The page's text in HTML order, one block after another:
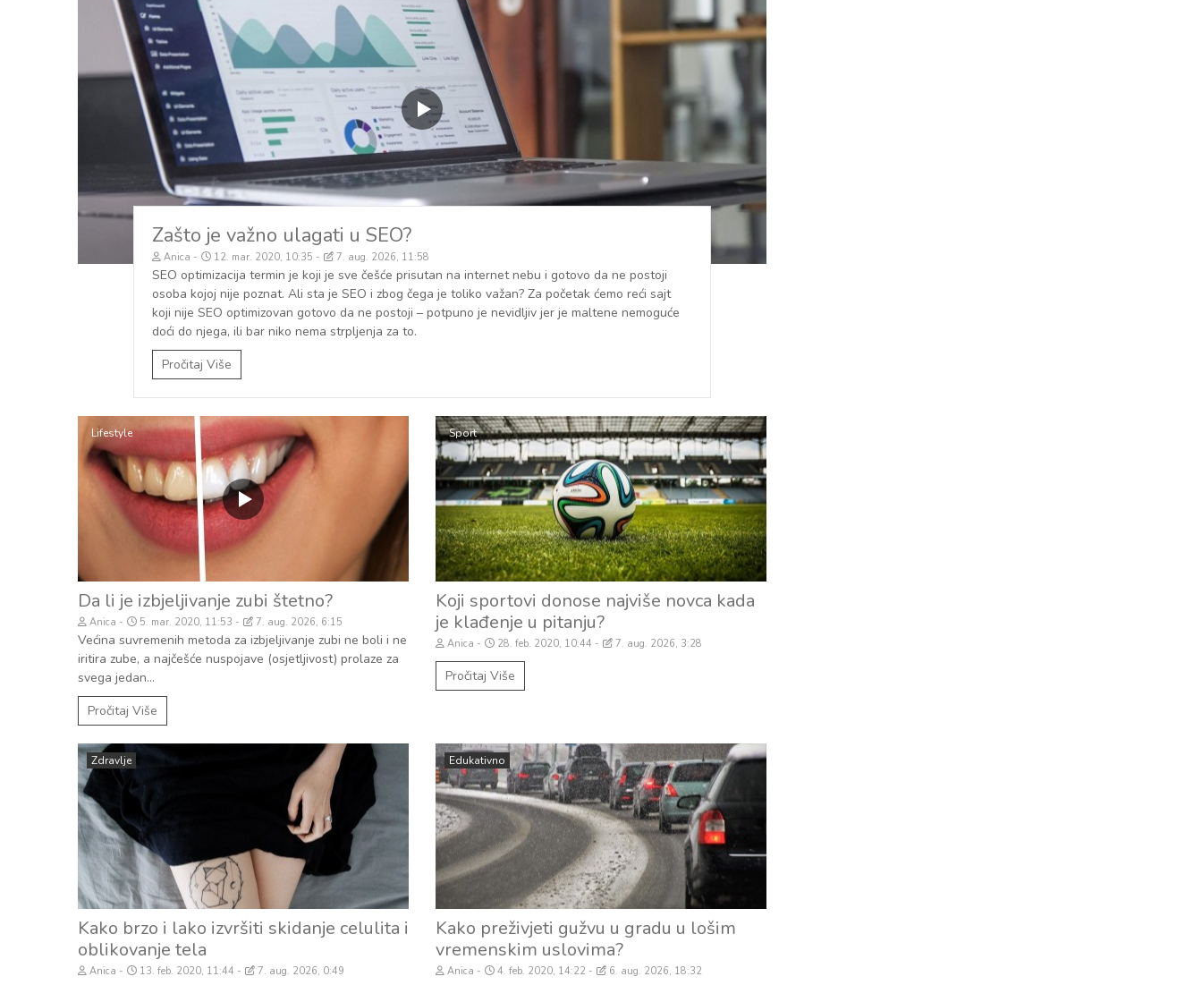
Zašto je važno ulagati u SEO?
Anica 12. mar. 2020, 10:35 7. aug. 2026, 11:58
SEO optimizacija termin je koji je sve češće prisutan na internet nebu i gotovo da ne postoji
osoba kojoj nije poznat. Ali sta je SEO i zbog čega je toliko važan? Za početak ćemo reći sajt
koji nije SEO optimizovan gotovo da ne postoji – potpuno je nevidljiv jer je maltene nemoguće
doći do njega, ili bar niko nema strpljenja za to.
Pročitaj Više
Lifestyle
Da li je izbjeljivanje zubi štetno?
Anica 5. mar. 2020, 11:53 7. aug. 2026, 6:15
Većina suvremenih metoda za izbjeljivanje zubi ne boli i ne
iritira zube, a najčešće nuspojave (osjetljivost) prolaze za
svega jedan...
Pročitaj Više
Sport
Koji sportovi donose najviše novca kada
je klađenje u pitanju?
Anica 28. feb. 2020, 10:44 7. aug. 2026, 3:28
Pročitaj Više
Zdravlje
Kako brzo i lako izvršiti skidanje celulita i
oblikovanje tela
Anica 13. feb. 2020, 11:44 7. aug. 2026, 0:49
Edukativno
Kako preživjeti gužvu u gradu u lošim
vremenskim uslovima?
Anica 4. feb. 2020, 14:22 6. aug. 2026, 18:32